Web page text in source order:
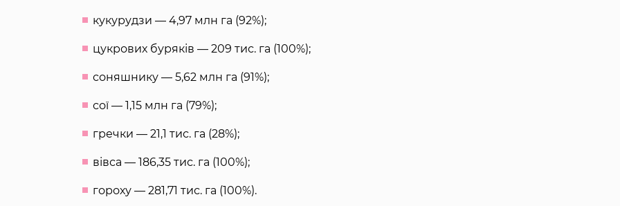
кукурудзи — 4,97 млн га (92%);
цукрових буряків — 209 тис. га (100%);
соняшнику — 5,62 млн га (91%);
сої — 1,15 млн га (79%);
гречки — 21,1 тис. га (28%);
вівса — 186,35 тис. га (100%);
гороху — 281,71 тис. га (100%).